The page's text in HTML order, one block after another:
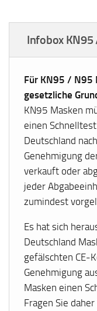
Infobox
Für KN95 / N95
gesetzliche
KN95 Masken
einen
Deutschland
Genehmigung
verkauft oder
jeder
zumindest
Es hat sich
Deutschland
gefälschten CE-
Genehmigung
Masken einen
Fragen Sie